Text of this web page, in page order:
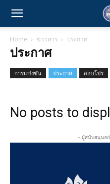
Home ข่าวสาร ประกาศ
ประกาศ
การแข่งขัน ประกาศ สอบโปร
No posts to
- ผู้สนับสนุนอย่